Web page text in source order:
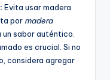
Evita usar madera
por madera
sabor auténtico.
es crucial. Si no
considera agregar